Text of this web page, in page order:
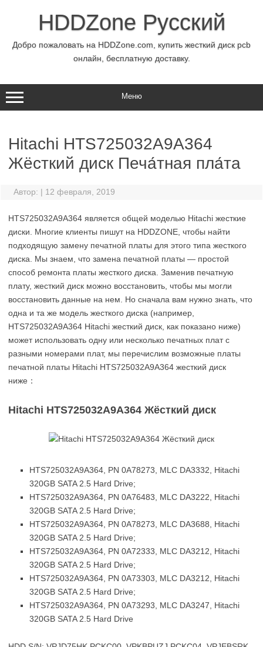
содержимомуHDDZone Русский
Добро пожаловать на HDDZone.com, купить жесткий диск pcb
онлайн, бесплатную доставку.
Меню
Hitachi HTS725032A9A364
Жёсткий диск Печа́тная пла́та
Автор: | 12 февраля, 2019
HTS725032A9A364 является общей моделью Hitachi жесткие
диски. Многие клиенты пишут на HDDZONE, чтобы найти
подходящую замену печатной платы для этого типа жесткого
диска. Мы знаем, что замена печатной платы — простой
способ ремонта платы жесткого диска. Заменив печатную
плату, жесткий диск можно восстановить, чтобы мы могли
восстановить данные на нем. Но сначала вам нужно знать, что
одна и та же модель жесткого диска (например,
HTS725032A9A364 Hitachi жесткий диск, как показано ниже)
может использовать одну или несколько печатных плат с
разными номерами плат, мы перечислим возможные платы
печатной платы Hitachi HTS725032A9A364 жесткий диск
ниже：
Hitachi HTS725032A9A364 Жёсткий диск
HTS725032A9A364, PN 0A78273, MLC DA3332, Hitachi
320GB SATA 2.5 Hard Drive;
HTS725032A9A364, PN 0A76483, MLC DA3222, Hitachi
320GB SATA 2.5 Hard Drive;
HTS725032A9A364, PN 0A78273, MLC DA3688, Hitachi
320GB SATA 2.5 Hard Drive;
HTS725032A9A364, PN 0A72333, MLC DA3212, Hitachi
320GB SATA 2.5 Hard Drive;
HTS725032A9A364, PN 0A73303, MLC DA3212, Hitachi
320GB SATA 2.5 Hard Drive;
HTS725032A9A364, PN 0A73293, MLC DA3247, Hitachi
320GB SATA 2.5 Hard Drive